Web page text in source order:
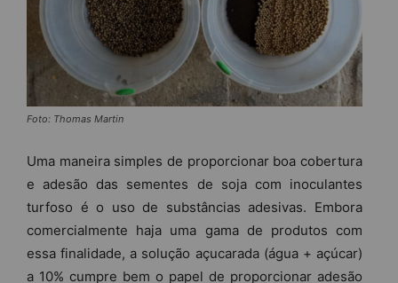
Foto: Thomas Martin
Uma maneira simples de proporcionar boa cobertura
e adesão das sementes de soja com inoculantes
turfoso é o uso de substâncias adesivas. Embora
comercialmente haja uma gama de produtos com
essa finalidade, a solução açucarada (água + açúcar)
a 10% cumpre bem o papel de proporcionar adesão